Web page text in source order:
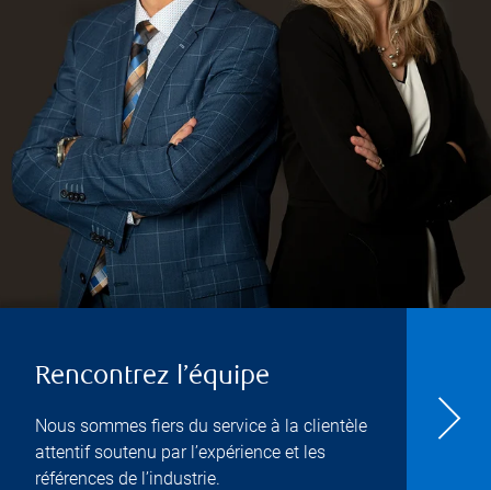
Rencontrez l’équipe
Nous sommes fiers du service à la clientèle
attentif soutenu par l’expérience et les
références de l’industrie.